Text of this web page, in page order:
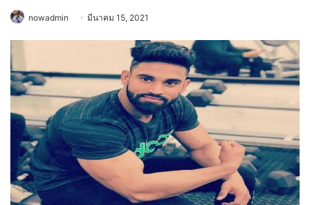
nowadmin มีนาคม 15, 2021